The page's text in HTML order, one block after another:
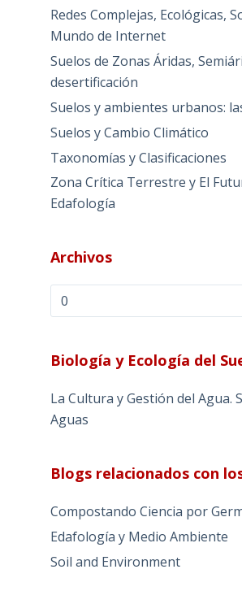
Redes Complejas, Ecológicas,
Mundo de Internet
Suelos de Zonas Áridas,
desertificación
Suelos y ambientes urbanos:
Suelos y Cambio Climático
Taxonomías y Clasificaciones
Zona Crítica Terrestre y El
Edafología
Archivos
Archivos
Biología y Ecología del
La Cultura y Gestión del Agua.
Aguas
Blogs relacionados con
Compostando Ciencia por
Edafología y Medio Ambiente
Soil and Environment